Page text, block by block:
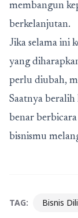
membangun
berkelanjutan.
Jika selama ini
yang
perlu diubah,
Saatnya beralih
benar
bisnismu
TAG: Bisnis